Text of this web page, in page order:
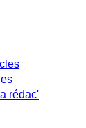
rédac'